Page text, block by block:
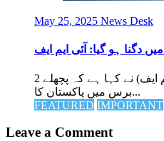
May 25, 2025 News Desk
عالمی مالیاتی ادارے (آئی ایم ایف) نے کہا ہے کہ پچھلے 2
برس میں پاکستان کا...
FEATURED IMPORTANT
Leave a Comment